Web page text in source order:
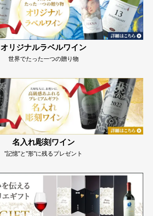
オリジナルラベルワイン
世界でたった一つの贈り物
名入れ彫刻ワイン
"記憶"と"形"に残るプレゼント